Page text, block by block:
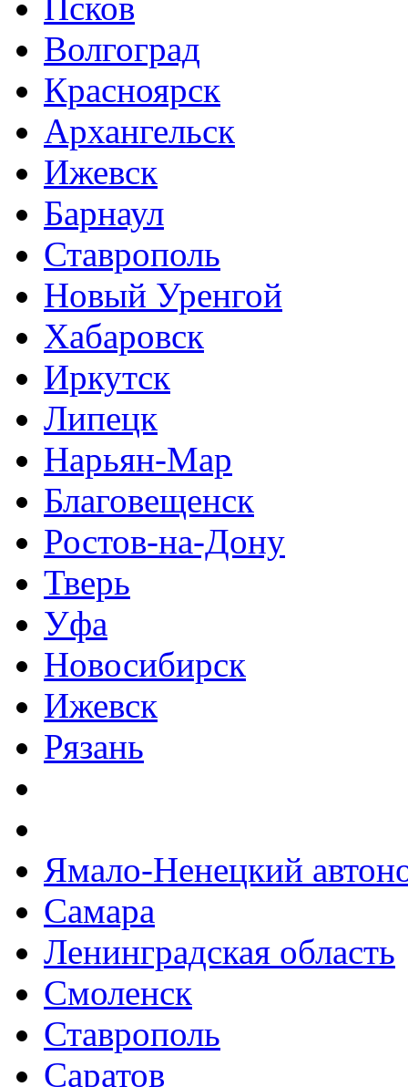
Волгоград
Красноярск
Архангельск
Ижевск
Барнаул
Ставрополь
Новый Уренгой
Хабаровск
Иркутск
Липецк
Нарьян-Мар
Благовещенск
Ростов-на-Дону
Тверь
Уфа
Новосибирск
Ижевск
Рязань
Ямало-Ненецкий
Самара
Ленинградская область
Смоленск
Ставрополь
Саратов